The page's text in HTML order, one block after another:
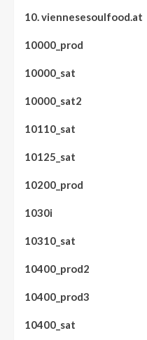
10. viennesesoulfood.at
10000_prod
10000_sat
10000_sat2
10110_sat
10125_sat
10200_prod
1030i
10310_sat
10400_prod2
10400_prod3
10400_sat